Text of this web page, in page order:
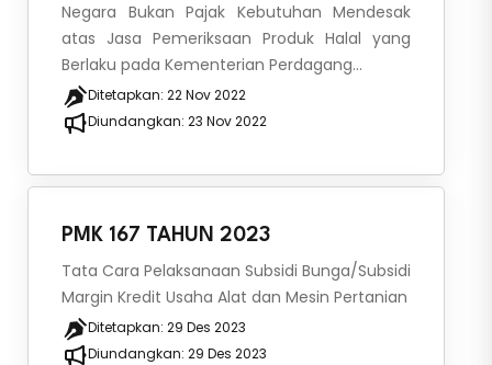
Negara Bukan Pajak Kebutuhan Mendesak
atas Jasa Pemeriksaan Produk Halal yang
Berlaku pada Kementerian Perdagang...
Ditetapkan: 22 Nov 2022
Diundangkan: 23 Nov 2022
PMK 167 TAHUN 2023
Tata Cara Pelaksanaan Subsidi Bunga/Subsidi
Margin Kredit Usaha Alat dan Mesin Pertanian
Ditetapkan: 29 Des 2023
Diundangkan: 29 Des 2023